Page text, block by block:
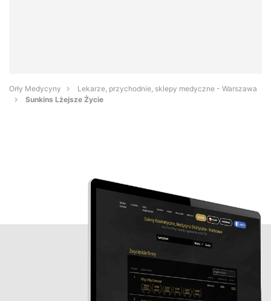
Orły Medycyny
Lekarze, przychodnie, sklepy medyczne - Warszawa
Sunkins Lżejsze Życie